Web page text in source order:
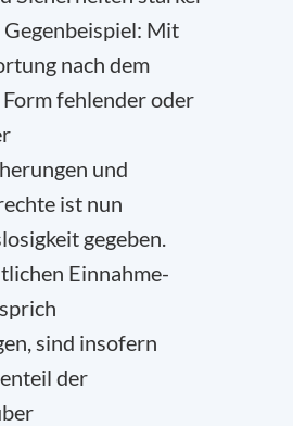
Mit
nach dem
fehlender oder
und
ist nun
gegeben.
Einnahme-
sind insofern
der